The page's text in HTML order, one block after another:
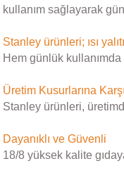
kullanım sağlayarak
Stanley ürünleri; ısı
Hem günlük kullanımda
Üretim Kusurlarına
Stanley ürünleri,
Dayanıklı ve Güvenli
18/8 yüksek kalite